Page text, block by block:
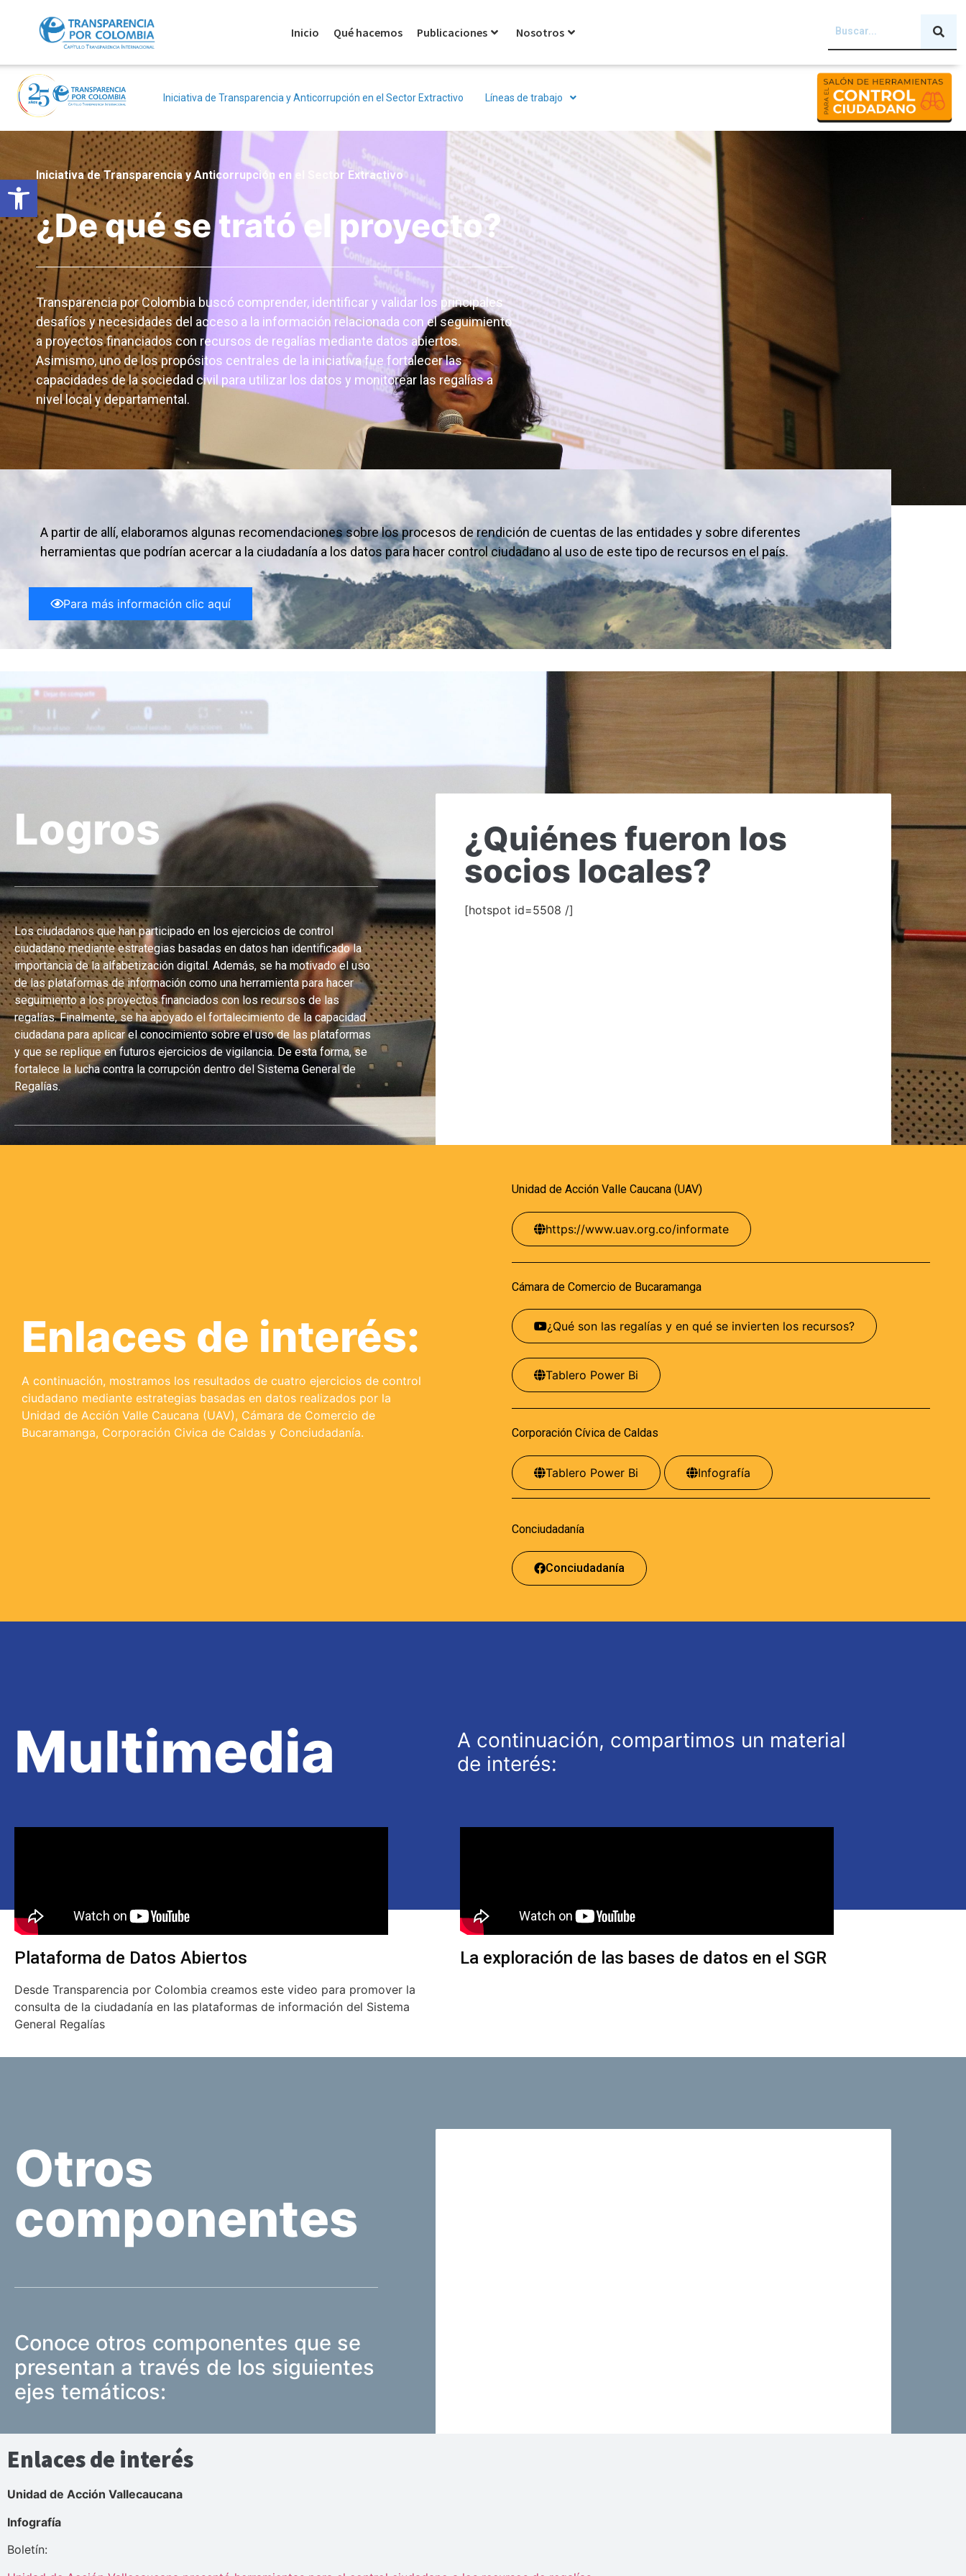
Abrir barra de herramientas
Inicio Qué hacemos Publicaciones Nosotros
Iniciativa de Transparencia y Anticorrupción en el Sector Extractivo Líneas de trabajo
Iniciativa de Transparencia y Anticorrupción en el Sector Extractivo
¿De qué se trató el proyecto?
Transparencia por Colombia buscó comprender, identificar y validar los principales
desafíos y necesidades del acceso a la información relacionada con el seguimiento
a proyectos financiados con recursos de regalías mediante datos abiertos.
Asimismo, uno de los propósitos centrales de la iniciativa fue fortalecer las
capacidades de la sociedad civil para utilizar los datos y monitorear las regalías a
nivel local y departamental.
A partir de allí, elaboramos algunas recomendaciones sobre los procesos de rendición de cuentas de las entidades y sobre diferentes
herramientas que podrían acercar a la ciudadanía a los datos para hacer control ciudadano al uso de este tipo de recursos en el país.
Para más información clic aquí
Logros
Los ciudadanos que han participado en los ejercicios de control
ciudadano mediante estrategias basadas en datos han identificado la
importancia de la alfabetización digital. Además, se ha motivado el uso
de las plataformas de información como una herramienta para hacer
seguimiento a los proyectos financiados con los recursos de las
regalías. Finalmente, se ha apoyado el fortalecimiento de la capacidad
ciudadana para aplicar el conocimiento sobre el uso de las plataformas
y que se replique en futuros ejercicios de vigilancia. De esta forma, se
fortalece la lucha contra la corrupción dentro del Sistema General de
Regalías.
¿Quiénes fueron los
socios locales?
[hotspot id=5508 /]
Enlaces de interés:
A continuación, mostramos los resultados de cuatro ejercicios de control
ciudadano mediante estrategias basadas en datos realizados por la
Unidad de Acción Valle Caucana (UAV), Cámara de Comercio de
Bucaramanga, Corporación Civica de Caldas y Conciudadanía.
Unidad de Acción Valle Caucana (UAV)
https://www.uav.org.co/informate
Cámara de Comercio de Bucaramanga
¿Qué son las regalías y en qué se invierten los recursos?
Tablero Power Bi
Corporación Cívica de Caldas
Tablero Power Bi Infografía
Conciudadanía
Conciudadanía
Multimedia
A continuación, compartimos un material
de interés:
Plataforma de Datos Abiertos
Desde Transparencia por Colombia creamos este video para promover la
consulta de la ciudadanía en las plataformas de información del Sistema
General Regalías
La exploración de las bases de datos en el SGR
Otros
componentes
Conoce otros componentes que se
presentan a través de los siguientes
ejes temáticos:
Enlaces de interés
Unidad de Acción Vallecaucana
Infografía
Boletín: